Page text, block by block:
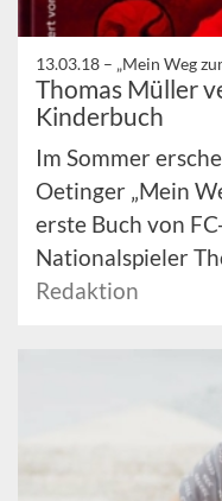
13.03.18 – „Mein Weg
Thomas Müller
Kinderbuch
Im Sommer
Oetinger „Mein
erste Buch von
Nationalspieler
Redaktion